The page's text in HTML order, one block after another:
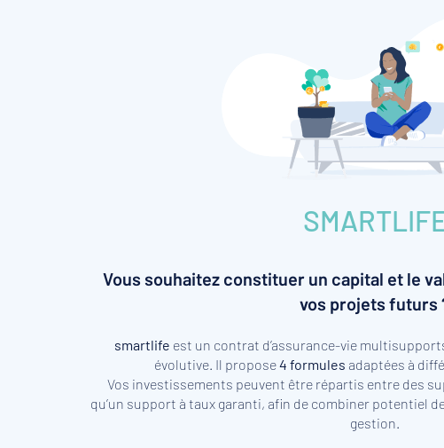
Vous souhaitez constituer un capital et le
vos projets futurs
smartlife est un contrat d’assurance-vie
évolutive. Il propose4 formules adaptées à
Vos investissements peuvent être répartis entre des
qu’un support à taux garanti, afin de combiner potentiel
gestion.